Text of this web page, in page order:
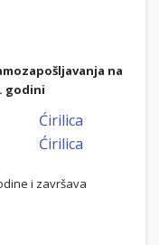
na
godini
Ćirilica
Ćirilica
i završava